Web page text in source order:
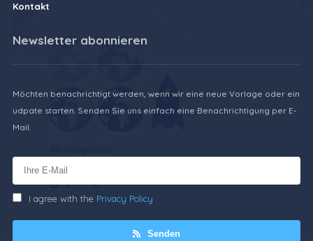
Kontakt
Newsletter abonnieren
Möchten benachrichtigt werden, wenn wir eine neue Vorlage oder ein
udpate starten. Senden Sie uns einfach eine Benachrichtigung per E-
Mail.
I agree with the Privacy Policy
Senden